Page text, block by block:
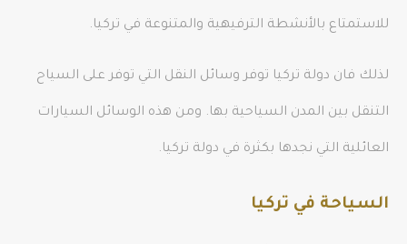
للاستمتاع بالأنشطة الترفيهية والمتنوعة في تركيا.
لذلك فان دولة تركيا توفر وسائل النقل التي توفر على السياح
التنقل بين المدن السياحية بها. ومن هذه الوسائل السيارات
العائلية التي نجدها بكثرة في دولة تركيا.
السياحة في تركيا